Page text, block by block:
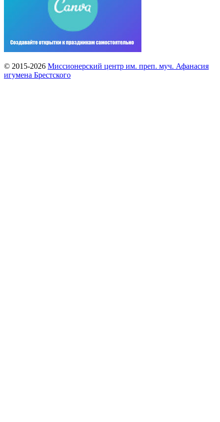
© 2015-2026 Миссионерский центр им. преп. муч. Афанасия
игумена Брестского